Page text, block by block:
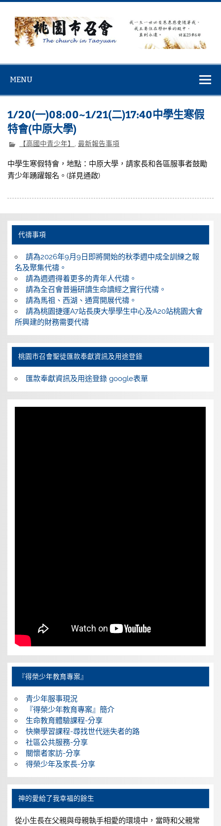
Skip
content
MENU
1/20(一)08:00~1/21(二)17:40中學生寒假
特會(中原大學)
【高國中青少年】 ,最新報告事項
中學生寒假特會，地點：中原大學，請家長和各區服事者鼓勵
青少年踴躍報名。(詳見通啟)
代禱事項
請為2026年9月9日即將開始的秋季週中成全訓練之報
名及聚集代禱。
請為週週得着更多的青年人代禱。
請為全召會普遍研讀生命讀經之實行代禱。
請為馬祖、西湖、通霄開展代禱。
請為桃園捷運A7站長庚大學學生中心及A20站桃園大會
所興建的財務需要代禱
桃園巿召會聖徒匯款奉獻資訊及用途登錄
匯款奉獻資訊及用途登錄 google表單
『得榮少年教育專案』
青少年服事現況
『得榮少年教育專案』簡介
生命教育體驗課程-分享
快樂學習課程-尋找世代迷失者的路
社區公共服務-分享
關懷者家訪-分享
得榮少年及家長-分享
神的愛給了我幸福的餘生
從小生長在父親與母親執手相愛的環境中，當時和父親常